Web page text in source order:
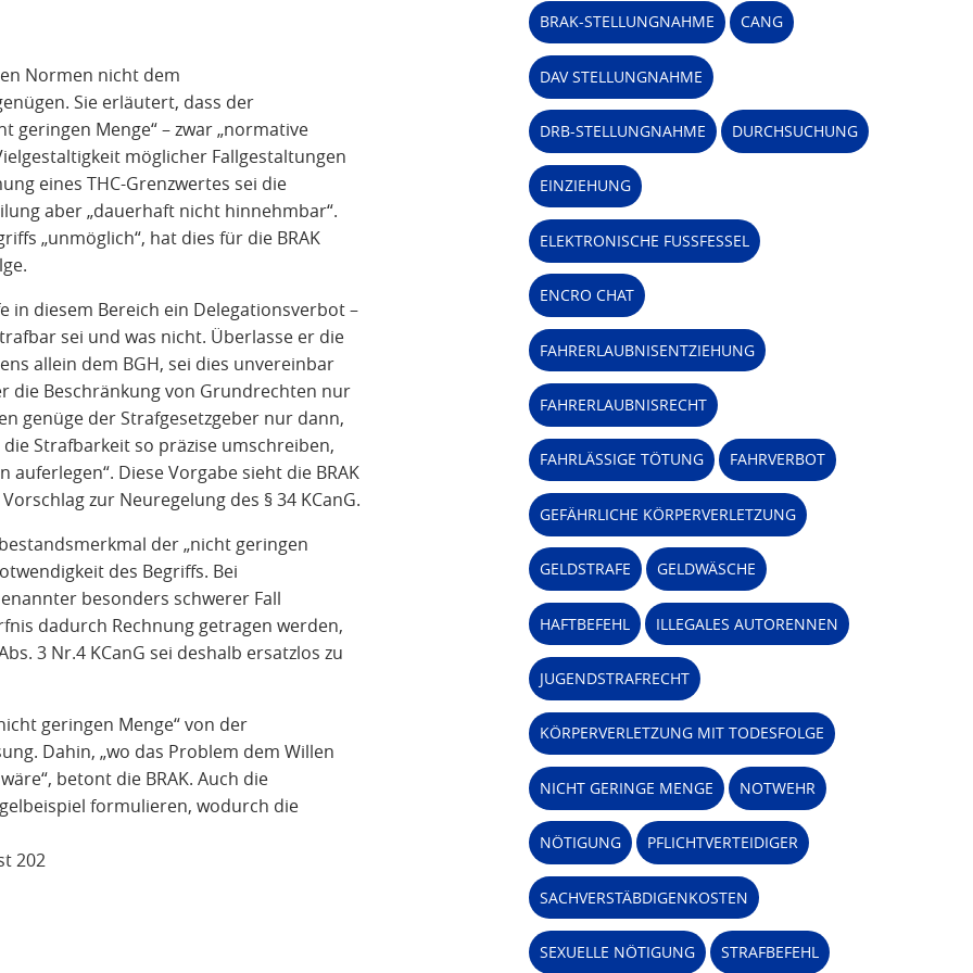
Normen nicht dem
Sie erläutert, dass der
geringen Menge“ – zwar „normative
möglicher Fallgestaltungen
eines THC-Grenzwertes sei die
aber „dauerhaft nicht hinnehmbar“.
„unmöglich“, hat dies für die BRAK
in diesem Bereich ein Delegationsverbot –
sei und was nicht. Überlasse er die
allein dem BGH, sei dies unvereinbar
die Beschränkung von Grundrechten nur
genüge der Strafgesetzgeber nur dann,
Strafbarkeit so präzise umschreiben,
Diese Vorgabe sieht die BRAK
zur Neuregelung des § 34 KCanG.
der „nicht geringen
des Begriffs. Bei
besonders schwerer Fall
dadurch Rechnung getragen werden,
3 Nr.4 KCanG sei deshalb ersatzlos zu
geringen Menge“ von der
Dahin, „wo das Problem dem Willen
betont die BRAK. Auch die
formulieren, wodurch die
202
BRAK-STELLUNGNAHME CANG
DAV STELLUNGNAHME
DRB-STELLUNGNAHME DURCHSUCHUNG
EINZIEHUNG
ELEKTRONISCHE FUSSFESSEL
ENCRO CHAT
FAHRERLAUBNISENTZIEHUNG
FAHRERLAUBNISRECHT
FAHRLÄSSIGE TÖTUNG FAHRVERBOT
GEFÄHRLICHE KÖRPERVERLETZUNG
GELDSTRAFE GELDWÄSCHE
HAFTBEFEHL ILLEGALES AUTORENNEN
JUGENDSTRAFRECHT
KÖRPERVERLETZUNG MIT TODESFOLGE
NICHT GERINGE MENGE NOTWEHR
NÖTIGUNG PFLICHTVERTEIDIGER
SACHVERSTÄBDIGENKOSTEN
SEXUELLE NÖTIGUNG STRAFBEFEHL